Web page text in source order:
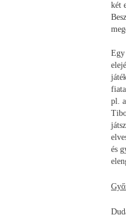
két
Egy
pl.
és